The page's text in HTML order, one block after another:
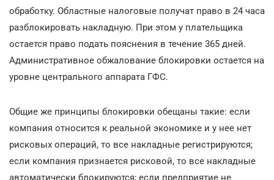
обработку. Областные налоговые получат право в 24 часа
разблокировать накладную. При этом у плательщика
остается право подать пояснения в течение 365 дней.
Административное обжалование блокировки остается на
уровне центрального аппарата ГФС.
Общие же принципы блокировки обещаны такие: если
компания относится к реальной экономике и у нее нет
рисковых операций, то все накладные регистрируются;
если компания признается рисковой, то все накладные
автоматически блокируются; если предприятие не